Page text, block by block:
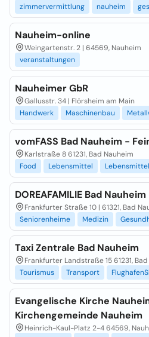
zimmervermittlung
nauheim
Nauheim-online
Weingartenstr. 2 | 64569, Nauheim
veranstaltungen
Nauheimer GbR
Gallusstr. 34 | Flörsheim am Main
Handwerk
Maschinenbau
vomFASS Bad Nauheim -
Karlstraße 8 61231, Bad Nauheim
Food
Lebensmittel
DOREAFAMILIE Bad
Frankfurter Straße 10 | 61321, Bad
Seniorenheime
Medizin
Taxi Zentrale Bad Nauheim
Frankfurter Landstraße 15 61231,
Tourismus
Transport
Evangelische Kirche
Kirchengemeinde Nauheim
Heinrich-Kaul-Platz 2-4 64569,